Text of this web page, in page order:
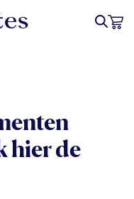
hier de